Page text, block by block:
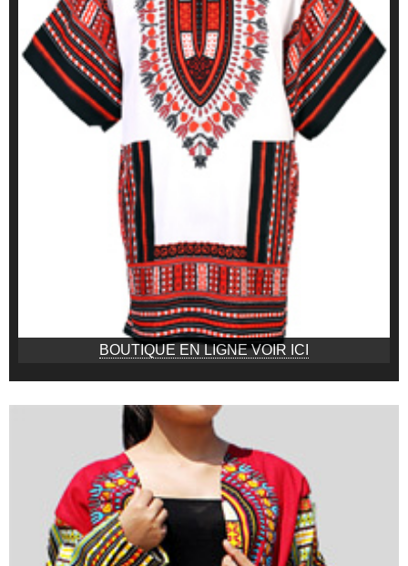
BOUTIQUE EN LIGNE VOIR ICI